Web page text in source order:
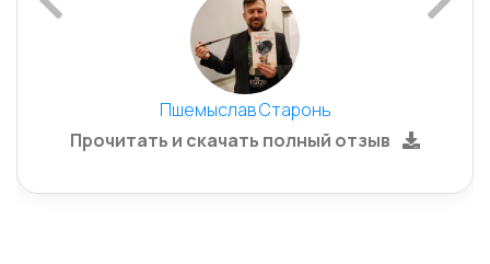
Пшемыслав Старонь
Прочитать и скачать полный отзыв
Previous Next